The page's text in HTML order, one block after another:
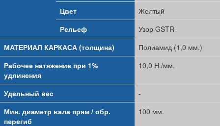
Цвет
Желтый
Рельеф
Узор GSTR
МАТЕРИАЛ КАРКАСА (толщина)
Полиамид (1,0 мм.)
Рабочее натяжение при 1%
удлинения
10,0 Н./мм.
Удельный вес
-
Мин. диаметр вала прям / обр.
перегиб
100 мм.